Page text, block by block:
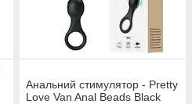
Анальний стимулятор - Pretty
Love Van Anal Beads Black